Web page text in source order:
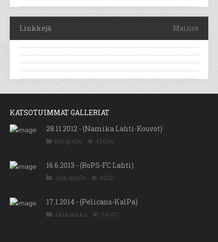
Linkkejä Mainos
KATSOTUIMMAT GALLERIAT
28.11.2012 - (Namika Lahti-Kouvot)
Koripallo 43696
16.6.2013 - (RoPS-FC Lahti)
Jalkapallo 42121
17.1.2014 - (Pelicans-KalPa)
Jääkiekko 34007